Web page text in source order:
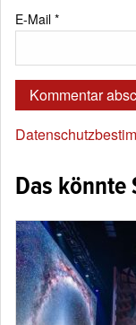
E-Mail *
Das könnte